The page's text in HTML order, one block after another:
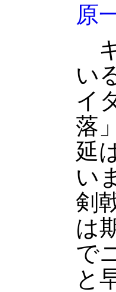
原
い
イ
落
延
い
剣
は
で
と